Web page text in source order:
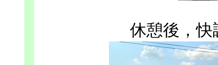
休憩後，